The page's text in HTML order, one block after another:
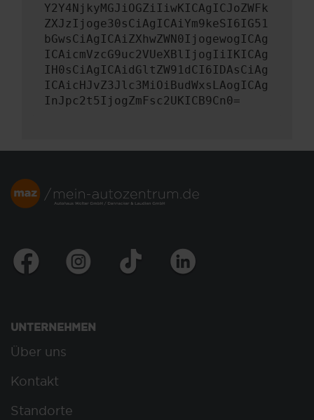
Y2Y4NjkyMGJiOGZiIiwKICAgICJoZWFk
ZXJzIjoge30sCiAgICAiYm9keSI6IG51
bGwsCiAgICAiZXhwZWN0IjogewogICAg
ICAicmVzcG9uc2VUeXBlIjogIiIKICAg
IH0sCiAgICAidGltZW91dCI6IDAsCiAg
ICAicHJvZ3Jlc3MiOiBudWxsLAogICAg
InJpc2t5IjogZmFsc2UKICB9Cn0=
UNTERNEHMEN
Über uns
Kontakt
Standorte